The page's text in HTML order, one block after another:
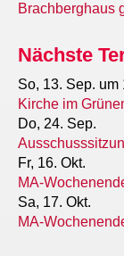
Brachberghaus
Nächste
So, 13. Sep. um
Kirche im
Do, 24. Sep.
Fr, 16. Okt.
MA-
Sa, 17. Okt.
MA-